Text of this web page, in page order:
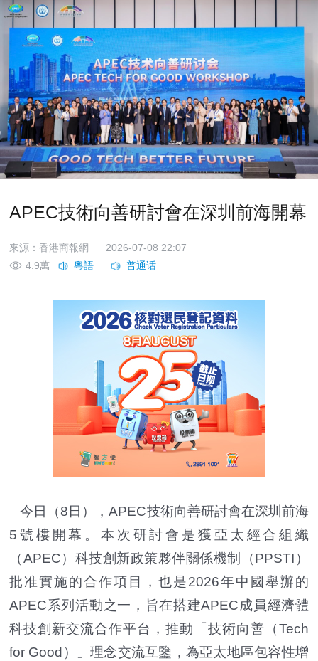
APEC技術向善研討會在深圳前海開幕
來源：香港商報網
2026-07-08 22:07
4.9萬
今日（8日），APEC技術向善研討會在深圳前海
5號樓開幕。本次研討會是獲亞太經合組織
（APEC）科技創新政策夥伴關係機制（PPSTI）
批准實施的合作項目，也是2026年中國舉辦的
APEC系列活動之一，旨在搭建APEC成員經濟體
科技創新交流合作平台，推動「技術向善（Tech
for Good）」理念交流互鑒，為亞太地區包容性增